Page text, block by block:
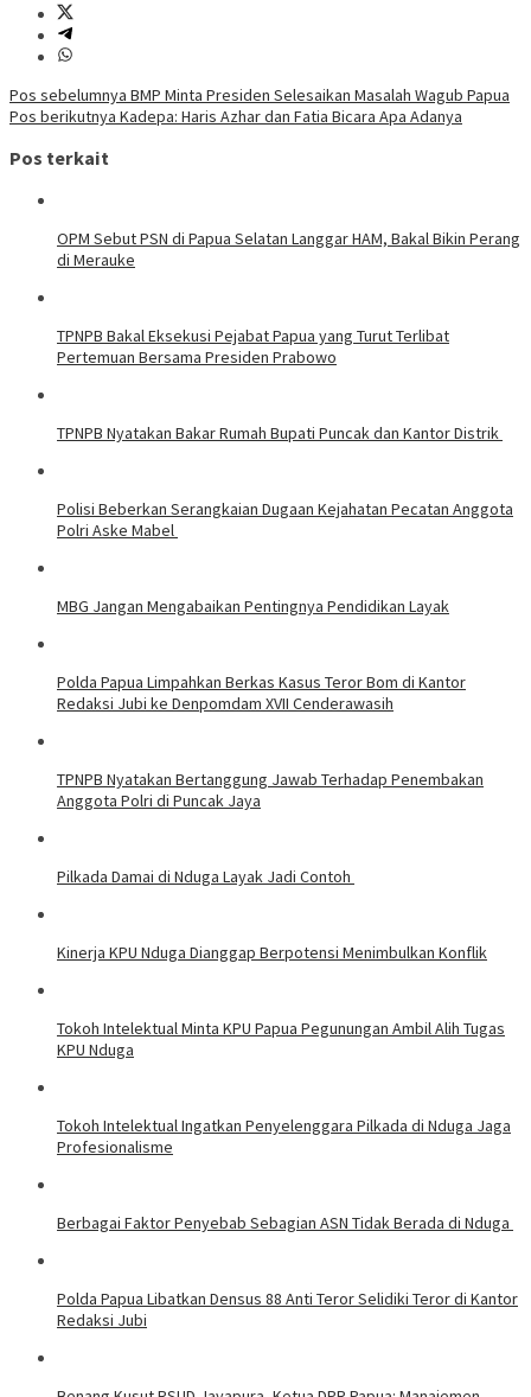
Navigasi
pos
Pos sebelumnya BMP Minta Presiden Selesaikan Masalah Wagub Papua
Pos berikutnya Kadepa: Haris Azhar dan Fatia Bicara Apa Adanya
Pos terkait
OPM Sebut PSN di Papua Selatan Langgar HAM, Bakal Bikin Perang
di Merauke
TPNPB Bakal Eksekusi Pejabat Papua yang Turut Terlibat
Pertemuan Bersama Presiden Prabowo
TPNPB Nyatakan Bakar Rumah Bupati Puncak dan Kantor Distrik
Polisi Beberkan Serangkaian Dugaan Kejahatan Pecatan Anggota
Polri Aske Mabel
MBG Jangan Mengabaikan Pentingnya Pendidikan Layak
Polda Papua Limpahkan Berkas Kasus Teror Bom di Kantor
Redaksi Jubi ke Denpomdam XVII Cenderawasih
TPNPB Nyatakan Bertanggung Jawab Terhadap Penembakan
Anggota Polri di Puncak Jaya
Pilkada Damai di Nduga Layak Jadi Contoh
Kinerja KPU Nduga Dianggap Berpotensi Menimbulkan Konflik
Tokoh Intelektual Minta KPU Papua Pegunungan Ambil Alih Tugas
KPU Nduga
Tokoh Intelektual Ingatkan Penyelenggara Pilkada di Nduga Jaga
Profesionalisme
Berbagai Faktor Penyebab Sebagian ASN Tidak Berada di Nduga
Polda Papua Libatkan Densus 88 Anti Teror Selidiki Teror di Kantor
Redaksi Jubi